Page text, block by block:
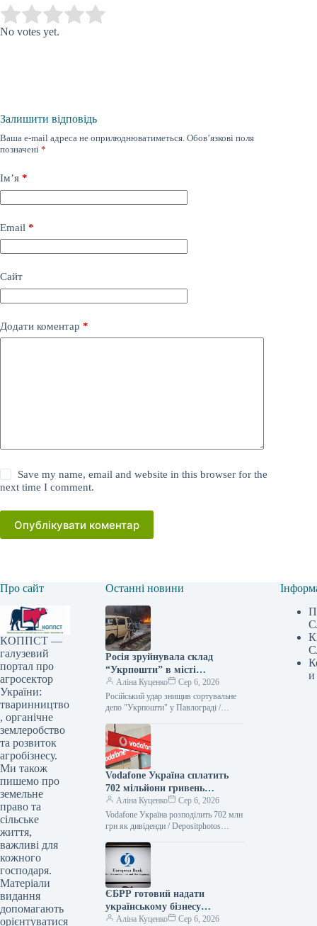
Rate this item:
No votes yet.
Залишити відповідь
Ваша e-mail адреса не оприлюднюватиметься. Обов’язкові поля
позначені *
Ім’я *
Email *
Сайт
Додати коментар *
Save my name, email and website in this browser for the
next time I comment.
Опублікувати коментар
Про сайт
КОППСТ —
галузевий
портал про
агросектор
України:
тваринництво
, органічне
землеробство
та розвиток
агробізнесу.
Ми також
пишемо про
земельне
право та
сільське
життя,
важливі для
кожного
господаря.
Матеріали
видання
допомагають
орієнтуватися
Останні новини
Росія зруйнувала склад
“Укрпошти” в місті
Павлоград: є жертви та
постраждалий
Аліна Куценко
Сер 6, 2026
Російський удар знищив сортувальне
депо "Укрпошти" у Павлограді /
атаку на Павлоград, що на
Дніпропетровщині, зруйнувавши
Vodafone Україна сплатить
702 мільйони гривень
дивідендів — Delo.ua
Аліна Куценко
Сер 6, 2026
Vodafone Україна розподілить 702 млн
грн як дивіденди / Depositphotos
брендом Vodafone Україна, має…
ЄБРР готовий надати
українському бізнесу
фінансування обсягом 300
Аліна Куценко Сер 6, 2026
и